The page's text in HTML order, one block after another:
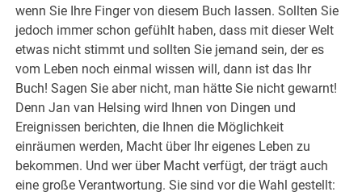
wenn Sie Ihre Finger von diesem Buch lassen. Sollten Sie
jedoch immer schon gefühlt haben, dass mit dieser Welt
etwas nicht stimmt und sollten Sie jemand sein, der es
vom Leben noch einmal wissen will, dann ist das Ihr
Buch! Sagen Sie aber nicht, man hätte Sie nicht gewarnt!
Denn Jan van Helsing wird Ihnen von Dingen und
Ereignissen berichten, die Ihnen die Möglichkeit
einräumen werden, Macht über Ihr eigenes Leben zu
bekommen. Und wer über Macht verfügt, der trägt auch
eine große Verantwortung. Sie sind vor die Wahl gestellt: